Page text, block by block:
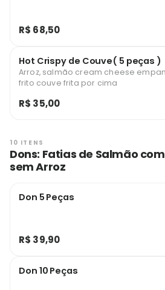
R$ 68,50
Hot Crispy de Couve( 5 peças )
Arroz, salmão cream cheese
frito couve frita por cima
R$ 35,00
10 ITENS
Dons: Fatias de Salmão
sem Arroz
Don 5 Peças
R$ 39,90
Don 10 Peças